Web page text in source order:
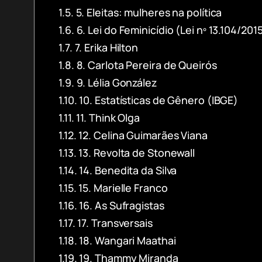
5. Eleitas: mulheres na política
6. Lei do Feminicídio (Lei nº 13.104/
7. Erika Hilton
8. Carlota Pereira de Queirós
9. Lélia González
10. Estatísticas de Gênero (IBGE)
11. Think Olga
12. Celina Guimarães Viana
13. Revolta de Stonewall
14. Benedita da Silva
15. Marielle Franco
16. As Sufragistas
17. Transversais
18. Wangari Maathai
19. Thammy Miranda